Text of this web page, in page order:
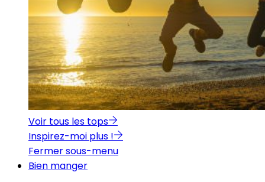
Voir tous les tops
Inspirez-moi plus !
Fermer sous-menu
Bien manger